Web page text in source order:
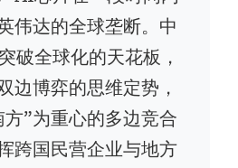
伟达的全球垄断。中
破全球化的天花板，
边博弈的思维定势，
”为重心的多边竞合
跨国民营企业与地方